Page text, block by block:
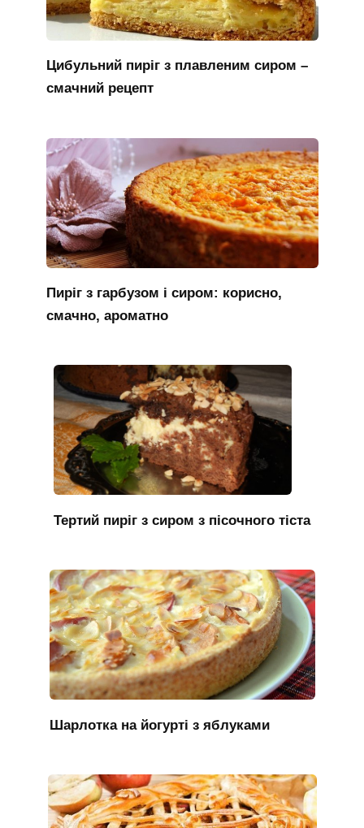
Цибульний пиріг з плавленим сиром –
смачний рецепт
Пиріг з гарбузом і сиром: корисно,
смачно, ароматно
Тертий пиріг з сиром з пісочного тіста
Шарлотка на йогурті з яблуками